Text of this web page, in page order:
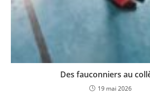
Des fauconniers au
19 mai 2026